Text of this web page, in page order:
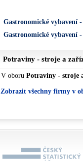
Gastronomické vybavení
Gastronomické vybavení
Potraviny - stroje a
V oboru Potraviny - stroje
Zobrazit všechny firmy v